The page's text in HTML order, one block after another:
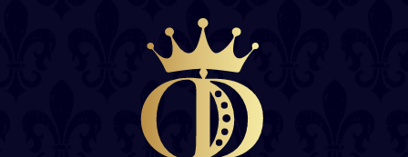
联系方式 招聘合作
布里斯班